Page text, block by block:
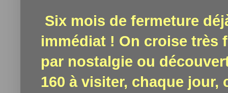
Six mois de fermeture
immédiat ! On croise très
par nostalgie ou
160 à visiter, chaque